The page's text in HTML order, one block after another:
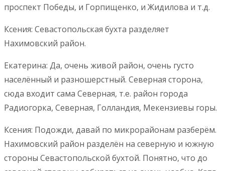
проспект Победы, и Горпищенко, и Жидилова и т.д.
Ксения: Севастопольская бухта разделяет
Нахимовский район.
Екатерина: Да, очень живой район, очень густо
населённый и разношерстный. Северная сторона,
сюда входит сама Северная, т.е. район города
Радиогорка, Северная, Голландия, Мекензиевы горы.
Ксения: Подожди, давай по микрорайонам разберём.
Нахимовский район разделён на северную и южную
стороны Севастопольской бухтой. Понятно, что до